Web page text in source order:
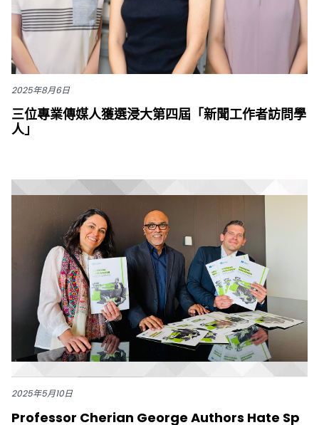
2025年8月6日
三位專業傳媒人獲選浸大第四屆「新聞工作者訪問學
人」
2025年5月10日
Professor Cherian George Authors Hate Sp